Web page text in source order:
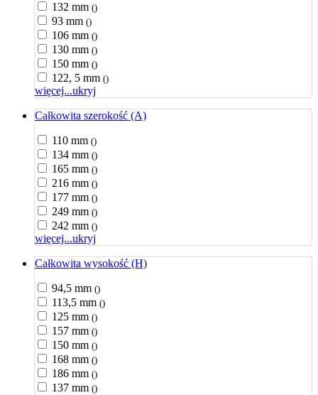
132 mm ()
93 mm ()
106 mm ()
130 mm ()
150 mm ()
122, 5 mm ()
więcej...ukryj
Całkowita szerokość (A)
110 mm ()
134 mm ()
165 mm ()
216 mm ()
177 mm ()
249 mm ()
242 mm ()
więcej...ukryj
Całkowita wysokość (H)
94,5 mm ()
113,5 mm ()
125 mm ()
157 mm ()
150 mm ()
168 mm ()
186 mm ()
137 mm ()